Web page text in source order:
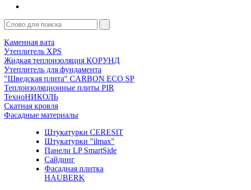
Каменная вата
Утеплитель XPS
Жидкая теплоизоляция КОРУНД
Утеплитель для фундамента
"Шведская плита" CARBON ECO SP
Теплоизоляционные плиты PIR
ТехноНИКОЛЬ
Скатная кровля
Фасадные материалы
Штукатурки CERESIT
Штукатурки "ilmax"
Панели LP SmartSide
Сайдинг
Фасадная плитка
HAUBERK